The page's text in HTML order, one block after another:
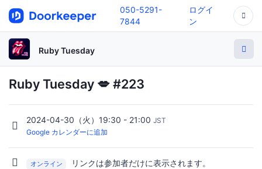
050-5291-
7844
ログイ
ン
Ruby Tuesday
Ruby Tuesday 💋 #223
2024-04-30（火）19:30 - 21:00 JST
Google カレンダーに追加
オンライン リンクは参加者だけに表示されます。